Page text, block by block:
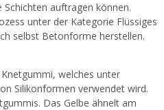
auftragen können.
unter der Kategorie Flüssiges
selbst Betonforme herstellen.
welches unter
Silikonformen verwendet wird.
Das Gelbe ähnelt am